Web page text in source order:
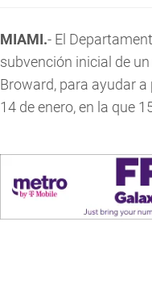
MIAMI.- El
subvención inicial de
Broward, para ayudar
14 de enero, en la que